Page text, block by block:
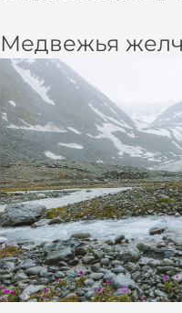
Медвежья